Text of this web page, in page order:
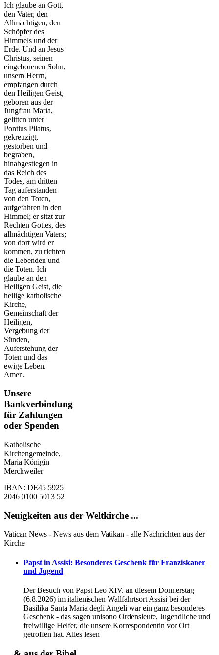
Ich glaube an Gott,
den Vater, den
Allmächtigen, den
Schöpfer des
Himmels und der
Erde. Und an Jesus
Christus, seinen
eingeborenen Sohn,
unsern Herrn,
empfangen durch
den Heiligen Geist,
geboren aus der
Jungfrau Maria,
gelitten unter
Pontius Pilatus,
gekreuzigt,
gestorben und
begraben,
hinabgestiegen in
das Reich des
Todes, am dritten
Tag auferstanden
von den Toten,
aufgefahren in den
Himmel; er sitzt zur
Rechten Gottes, des
allmächtigen Vaters;
von dort wird er
kommen, zu richten
die Lebenden und
die Toten. Ich
glaube an den
Heiligen Geist, die
heilige katholische
Kirche,
Gemeinschaft der
Heiligen,
Vergebung der
Sünden,
Auferstehung der
Toten und das
ewige Leben.
Amen.
Unsere
Bankverbindung
für Zahlungen
oder Spenden
Katholische
Kirchengemeinde,
Maria Königin
Merchweiler
IBAN: DE45 5925
2046 0100 5013 52
Neuigkeiten aus der Weltkirche ...
Vatican News - News aus dem Vatikan - alle Nachrichten aus der
Kirche
Papst in Assisi: Besonderes Geschenk für Franziskaner
und Jugend
Der Besuch von Papst Leo XIV. an diesem Donnerstag
(6.8.2026) im italienischen Wallfahrtsort Assisi bei der
Basilika Santa Maria degli Angeli war ein ganz besonderes
Geschenk - das sagen unisono Ordensleute, Jugendliche und
freiwillige Helfer, die unsere Korrespondentin vor Ort
getroffen hat. Alles lesen